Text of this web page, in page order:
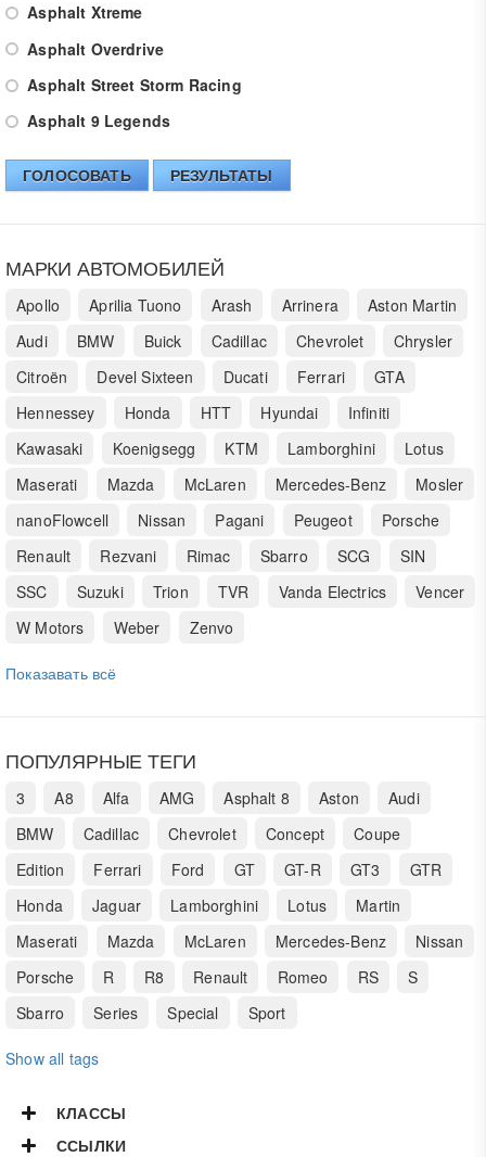
Asphalt Xtreme
Asphalt Overdrive
Asphalt Street Storm Racing
Asphalt 9 Legends
ГОЛОСОВАТЬ РЕЗУЛЬТАТЫ
МАРКИ АВТОМОБИЛЕЙ
Apollo Aprilia Tuono Arash Arrinera
Aston Martin
Audi
BMW Buick Cadillac Chevrolet
Chrysler
Citroën
Devel Sixteen Ducati Ferrari
GTA
Hennessey
Honda HTT Hyundai
Infiniti
Kawasaki
Koenigsegg KTM Lamborghini
Lotus
Maserati
Mazda McLaren Mercedes-Benz
Mosler
nanoFlowcell
Nissan Pagani Peugeot
Porsche
Renault
Rezvani Rimac Sbarro SCG
SIN
SSC
Suzuki Trion TVR Vanda Electrics
Vencer
W Motors
Weber Zenvo
Показавать всё
ПОПУЛЯРНЫЕ ТЕГИ
3 A8 Alfa AMG Asphalt 8 Aston
Audi
BMW
Cadillac Chevrolet Concept
Coupe
Edition
Ferrari Ford GT GT-R GT3
GTR
Honda
Jaguar Lamborghini Lotus
Martin
Maserati
Mazda McLaren Mercedes-Benz
Nissan
Porsche
R R8 Renault Romeo RS
S
Sbarro
Series Special Sport
Show all tags
КЛАССЫ
ССЫЛКИ